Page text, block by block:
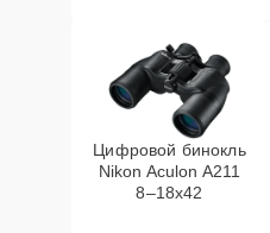
Цифровой бинокль
Nikon Aculon A211
8–18x42